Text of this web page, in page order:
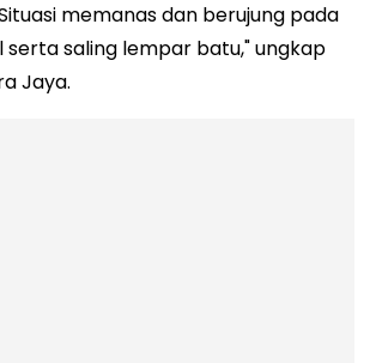
memanas dan berujung pada
serta saling lempar batu," ungkap
Jaya.